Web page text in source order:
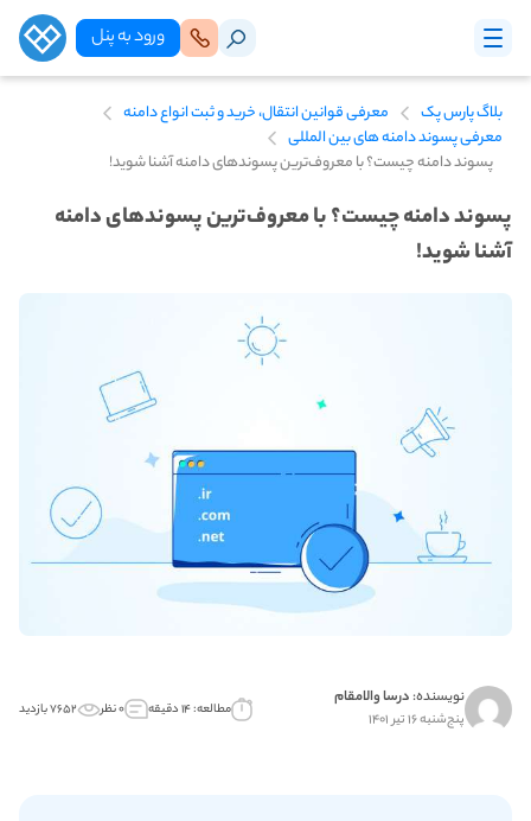
ورود‌ به‌ پنل
بلاگ پارس پک
معرفی قوانین انتقال، خرید و ثبت انواع دامنه
معرفی پسوند دامنه های بین المللی
پسوند دامنه چیست؟ با معروف‌ترین پسوندهای دامنه آشنا شوید!
پسوند دامنه چیست؟ با معروف‌ترین پسوندهای دامنه
آشنا شوید!
نویسنده: درسا والامقام
پنج‌شنبه ۱۶ تیر ۱۴۰۱ مطالعه: ۱۴ دقیقه ۰ نظر ۷۶۵۲ بازدید